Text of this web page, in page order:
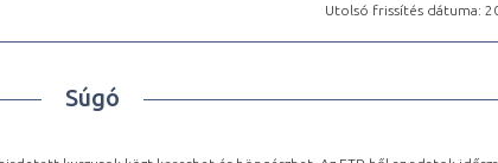
Utolsó frissítés dátuma:
Súgó